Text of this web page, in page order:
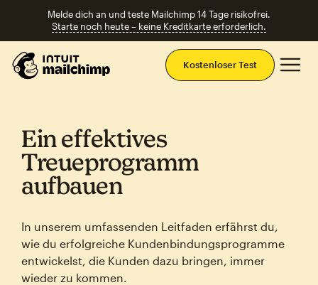
Melde dich an und teste Mailchimp 14 Tage risikofrei.
Starte noch heute – keine Kreditkarte erforderlich.
Kostenloser Test
Ein effektives
Treueprogramm
aufbauen
In unserem umfassenden Leitfaden erfährst du,
wie du erfolgreiche Kundenbindungsprogramme
entwickelst, die Kunden dazu bringen, immer
wieder zu kommen.